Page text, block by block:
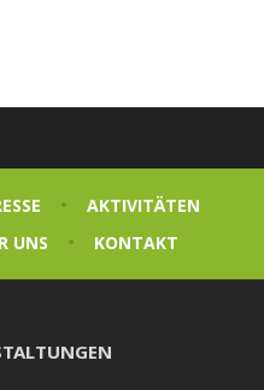
AKTIVITÄTEN
UNS KONTAKT